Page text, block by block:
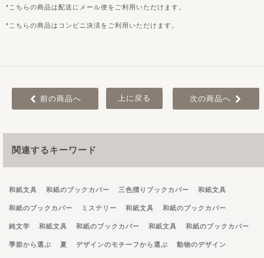
こちらの商品は配送にメール便をご利用いただけます。
こちらの商品はコンビニ決済をご利用いただけます。
前の商品へ 上に戻る 次の商品へ
関連するキーワード
和紙文具 和紙のブックカバー 三色摺りブックカバー 和紙文具
和紙のブックカバー ミステリー 和紙文具 和紙のブックカバー
純文学 和紙文具 和紙のブックカバー 和紙文具 和紙のブックカバー
季節から選ぶ 夏 デザインのモチーフから選ぶ 動物のデザイン